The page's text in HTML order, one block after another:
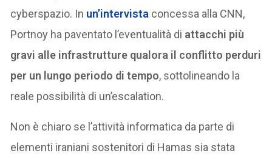
cyberspazio. In un’intervista concessa alla CNN,
Portnoy ha paventato l’eventualità di attacchi più
gravi alle infrastrutture qualora il conflitto perduri
per un lungo periodo di tempo, sottolineando la
reale possibilità di un’escalation.
Non è chiaro se l’attività informatica da parte di
elementi iraniani sostenitori di Hamas sia stata